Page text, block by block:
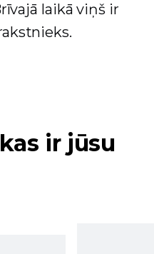
laikā viņš ir
ir jūsu